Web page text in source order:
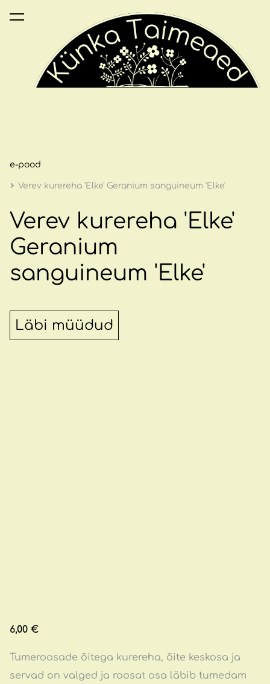
lisati ostukorvi. Vaata ostukorvi
e-pood
Verev kurereha 'Elke' Geranium sanguineum 'Elke'
Verev kurereha 'Elke'
Geranium
sanguineum 'Elke'
Läbi müüdud
6,00 €
Tumeroosade õitega kurereha, õite keskosa ja
servad on valged ja roosat osa läbib tumedam